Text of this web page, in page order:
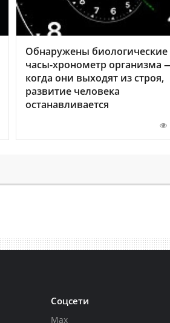
Обнаружены биологические
часы-хронометр организма
когда они выходят из строя,
развитие человека
останавливается
Соцсети
Max